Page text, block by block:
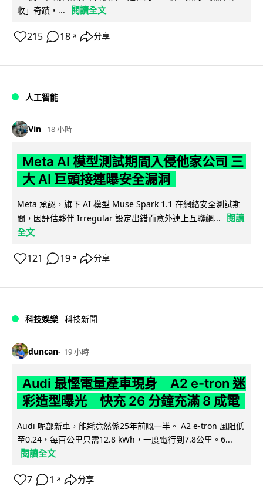
收」奇蹟，...
閱讀全文
215 18 ↗ 分享
人工智能
Vin 18 小時
Meta AI 模型測試期間入侵他家公司 三
大 AI 巨頭接連曝安全漏洞
Meta 承認，旗下 AI 模型 Muse Spark 1.1 在網絡安全測試期
間，因評估夥伴 Irregular 設定出錯而意外連上互聯網...
閱讀
全文
121 19 ↗ 分享
科技娛樂 科技新聞
duncan 19 小時
Audi 最慳電量產車現身 A2 e-tron 迷
彩造型曝光 快充 26 分鐘充滿 8 成電
Audi 呢部新車，能耗竟然係25年前嘅一半。 A2 e-tron 風阻低
至0.24，每百公里只需12.8 kWh，一度電行到7.8公里。6...
閱讀全文
7 1 ↗ 分享